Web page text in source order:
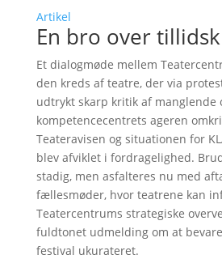
Artikel
En bro over
Et dialogmøde mellem
den kreds af teatre, der via
udtrykt skarp kritik af manglende
kompetencecentrets ageren
Teateravisen og situationen for
blev afviklet i fordragelighed.
stadig, men asfalteres nu med
fællesmøder, hvor teatrene kan
Teatercentrums strategiske
fuldtonet udmelding om at
festival ukurateret.